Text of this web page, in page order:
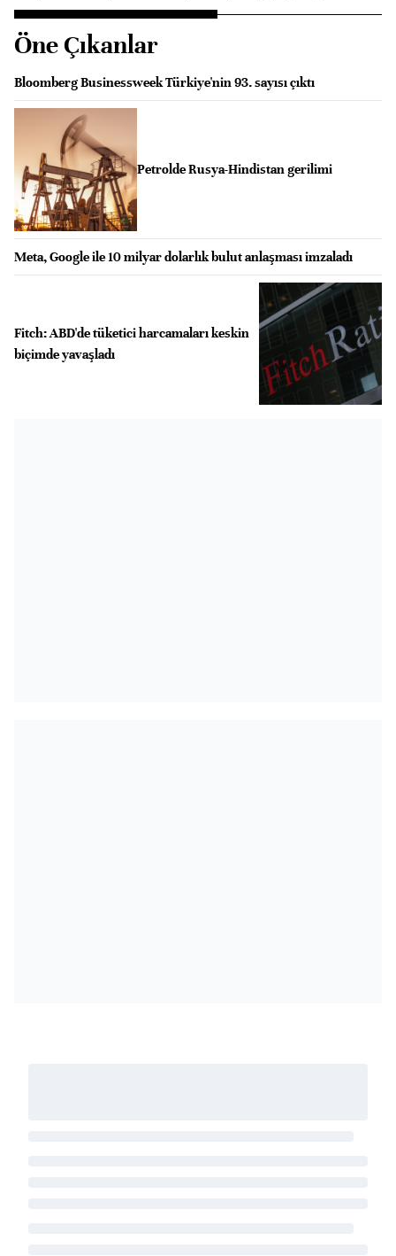
Öne Çıkanlar
Bloomberg Businessweek Türkiye'nin 93. sayısı çıktı
Petrolde Rusya-Hindistan gerilimi
Meta, Google ile 10 milyar dolarlık bulut anlaşması imzaladı
Fitch: ABD'de tüketici harcamaları keskin
biçimde yavaşladı